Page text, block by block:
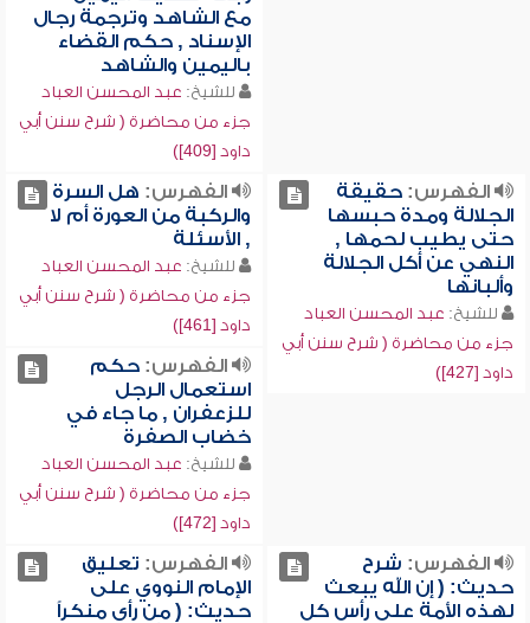
مع الشاهد وترجمة رجال
الإسناد , حكم القضاء
باليمين والشاهد
للشيخ: عبد المحسن العباد
جزء من محاضرة ( شرح سنن أبي
داود [409])
الفهرس:حقيقة
الجلالة ومدة حبسها
حتى يطيب لحمها ,
النهي عن أكل الجلالة
وألبانها
للشيخ: عبد المحسن العباد
جزء من محاضرة ( شرح سنن أبي
داود [427])
الفهرس: هل السرة
والركبة من العورة أم لا
, الأسئلة
للشيخ: عبد المحسن العباد
جزء من محاضرة ( شرح سنن أبي
داود [461])
الفهرس:حكم
استعمال الرجل
للزعفران , ما جاء في
خضاب الصفرة
للشيخ: عبد المحسن العباد
جزء من محاضرة ( شرح سنن أبي
داود [472])
الفهرس: شرح
حديث: ( إن الله يبعث
لهذه الأمة على رأس كل
الفهرس: تعليق
الإمام النووي على
حديث: ( من رأى منكراً